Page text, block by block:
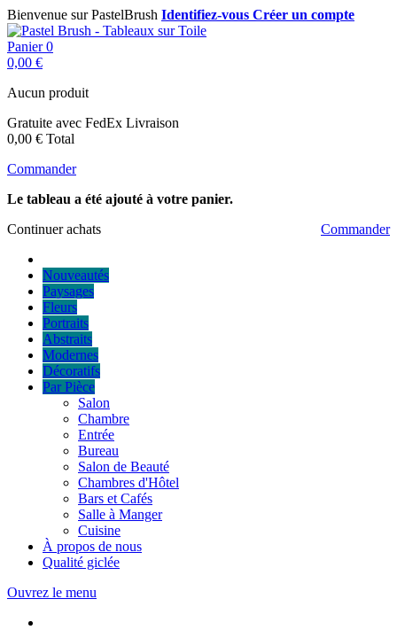
Bienvenue sur PastelBrush Identifiez-vous Créer un compte
Panier 0
0,00 €
Aucun produit
Gratuite avec FedEx Livraison
0,00 € Total
Commander
Le tableau a été ajouté à votre panier.
Continuer achats
Commander
Nouveautés
Paysages
Fleurs
Portraits
Abstraits
Modernes
Décoratifs
Par Pièce
Salon
Chambre
Entrée
Bureau
Salon de Beauté
Chambres d'Hôtel
Bars et Cafés
Salle à Manger
Cuisine
À propos de nous
Qualité giclée
Ouvrez le menu